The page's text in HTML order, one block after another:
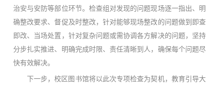
治安与安防等部位环节。检查组对发现的问题现场逐一指出、明
确整改要求、督促及时整改，针对能够现场整改的问题做到即查
即改、当场处置，针对复杂问题或需协调各方解决的问题，坚持
分步扎实推进、明确完成时限、责任清晰到人，确保每个问题尽
快有效解决。
下一步，校区图书馆将以此次专项检查为契机，教育引导大